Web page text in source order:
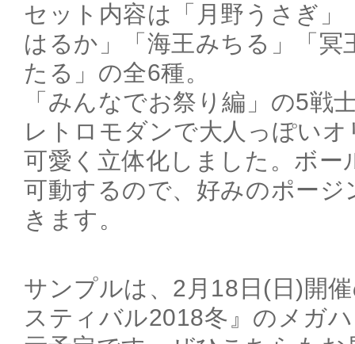
セット内容は「月野うさぎ」
はるか」「海王みちる」「冥
たる」の全6種。
「みんなでお祭り編」の5戦
レトロモダンで大人っぽい
可愛く立体化しました。ボ
可動するので、好みのポー
きます。
サンプルは、2月18日(日)開
スティバル2018冬』のメガ